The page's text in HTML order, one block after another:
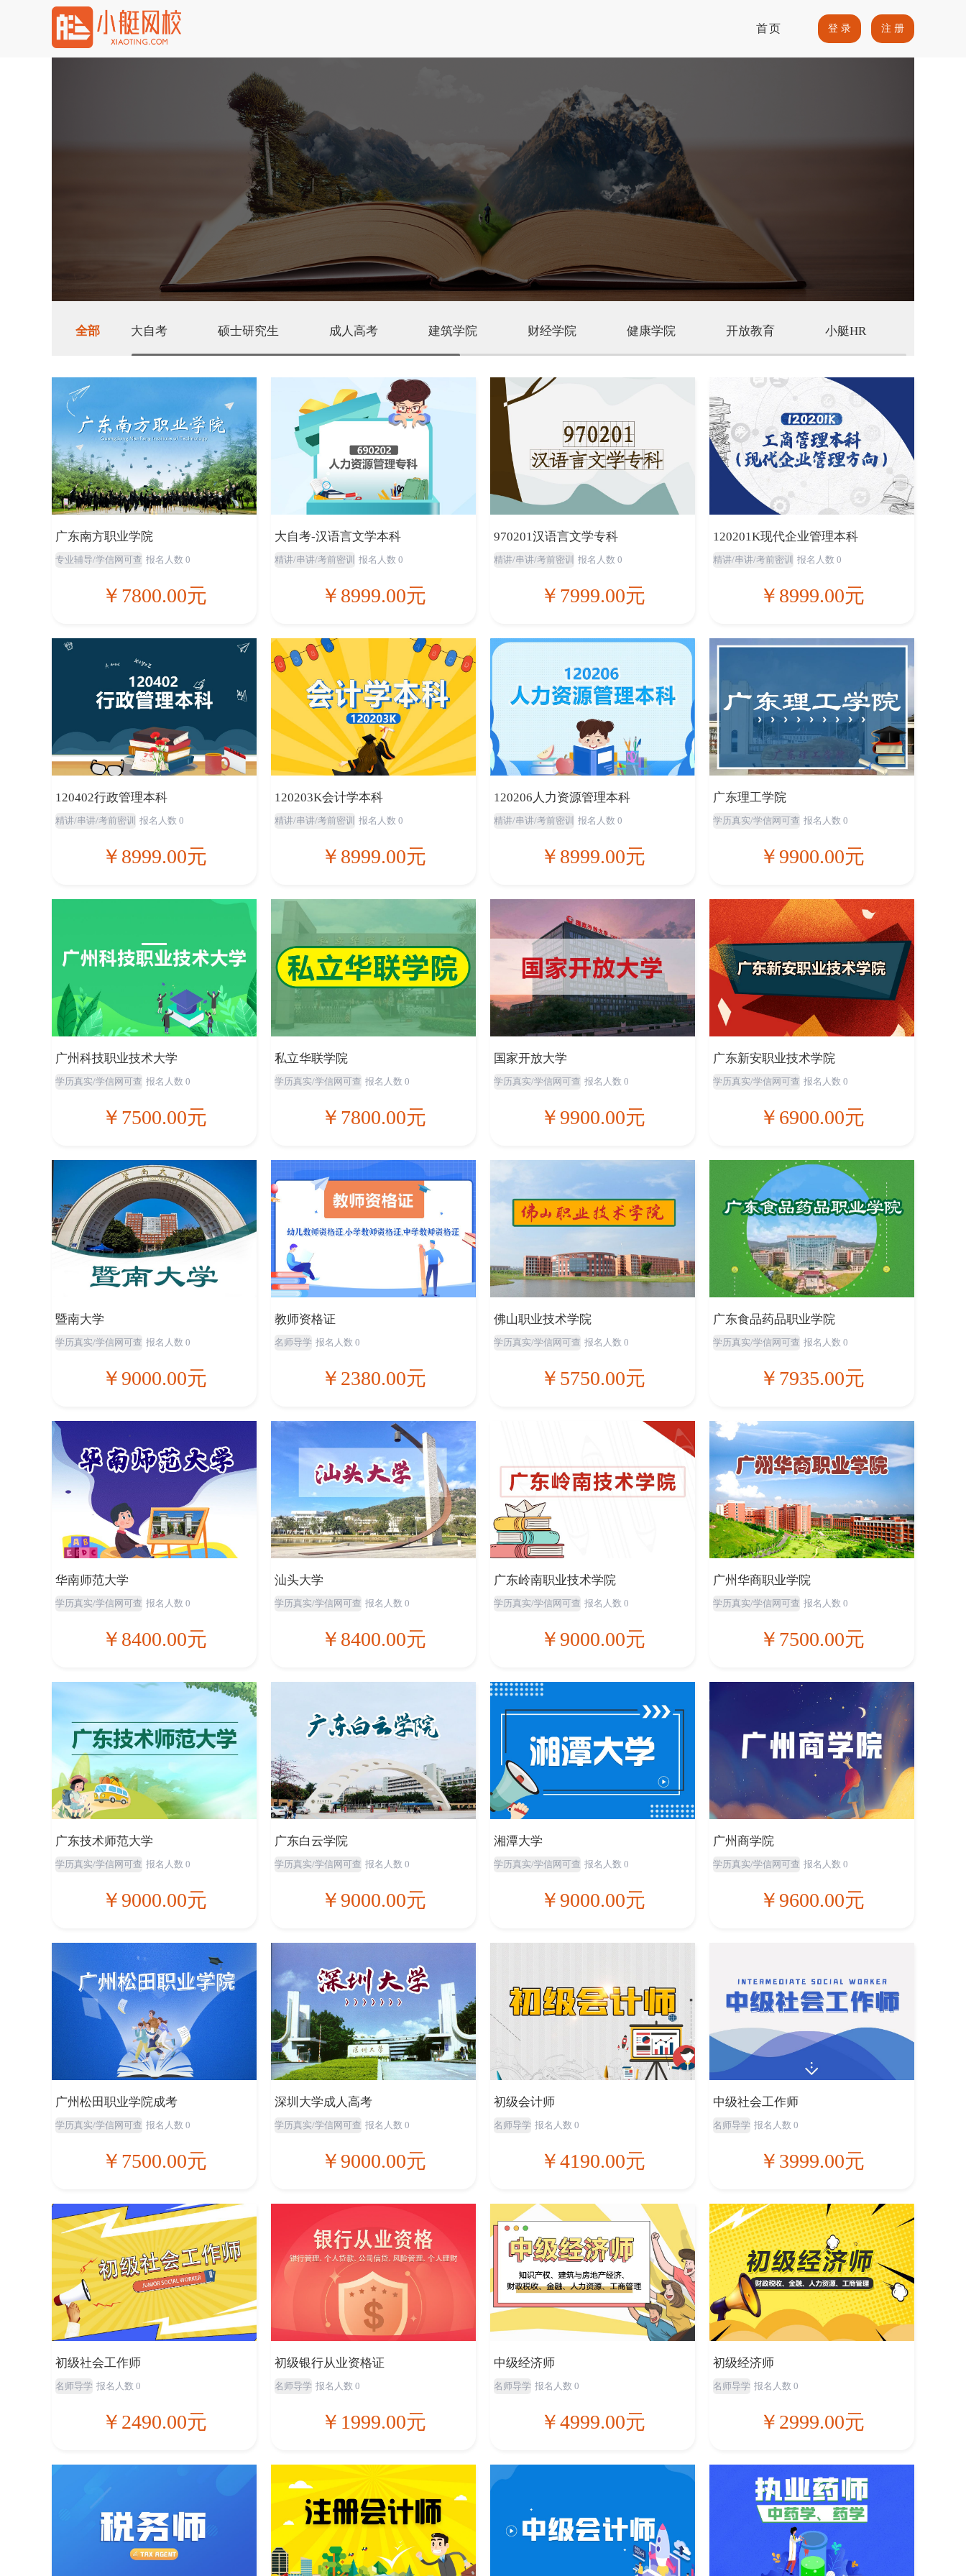
首页 登 录 注 册
全部 大自考 硕士研究生 成人高考 建筑学院 财经学院 健康学院 开放教育 小艇HR
广东南方职业学院
专业辅导/学信网可查 报名人数 0
￥7800.00元
大自考-汉语言文学本科
精讲/串讲/考前密训 报名人数 0
￥8999.00元
970201汉语言文学专科
精讲/串讲/考前密训 报名人数 0
￥7999.00元
120201K现代企业管理本科
精讲/串讲/考前密训 报名人数 0
￥8999.00元
120402行政管理本科
精讲/串讲/考前密训 报名人数 0
￥8999.00元
120203K会计学本科
精讲/串讲/考前密训 报名人数 0
￥8999.00元
120206人力资源管理本科
精讲/串讲/考前密训 报名人数 0
￥8999.00元
广东理工学院
学历真实/学信网可查 报名人数 0
￥9900.00元
广州科技职业技术大学
学历真实/学信网可查 报名人数 0
￥7500.00元
私立华联学院
学历真实/学信网可查 报名人数 0
￥7800.00元
国家开放大学
学历真实/学信网可查 报名人数 0
￥9900.00元
广东新安职业技术学院
学历真实/学信网可查 报名人数 0
￥6900.00元
暨南大学
学历真实/学信网可查 报名人数 0
￥9000.00元
教师资格证
名师导学 报名人数 0
￥2380.00元
佛山职业技术学院
学历真实/学信网可查 报名人数 0
￥5750.00元
广东食品药品职业学院
学历真实/学信网可查 报名人数 0
￥7935.00元
华南师范大学
学历真实/学信网可查 报名人数 0
￥8400.00元
汕头大学
学历真实/学信网可查 报名人数 0
￥8400.00元
广东岭南职业技术学院
学历真实/学信网可查 报名人数 0
￥9000.00元
广州华商职业学院
学历真实/学信网可查 报名人数 0
￥7500.00元
广东技术师范大学
学历真实/学信网可查 报名人数 0
￥9000.00元
广东白云学院
学历真实/学信网可查 报名人数 0
￥9000.00元
湘潭大学
学历真实/学信网可查 报名人数 0
￥9000.00元
广州商学院
学历真实/学信网可查 报名人数 0
￥9600.00元
广州松田职业学院成考
学历真实/学信网可查 报名人数 0
￥7500.00元
深圳大学成人高考
学历真实/学信网可查 报名人数 0
￥9000.00元
初级会计师
名师导学 报名人数 0
￥4190.00元
中级社会工作师
名师导学 报名人数 0
￥3999.00元
初级社会工作师
名师导学 报名人数 0
￥2490.00元
初级银行从业资格证
名师导学 报名人数 0
￥1999.00元
中级经济师
名师导学 报名人数 0
￥4999.00元
初级经济师
名师导学 报名人数 0
￥2999.00元